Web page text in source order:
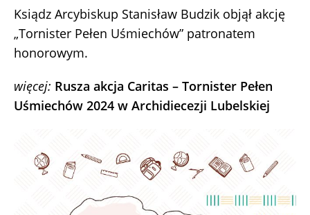
Ksiądz Arcybiskup Stanisław Budzik objął akcję
„Tornister Pełen Uśmiechów” patronatem
honorowym.
więcej: Rusza akcja Caritas – Tornister Pełen
Uśmiechów 2024 w Archidiecezji Lubelskiej